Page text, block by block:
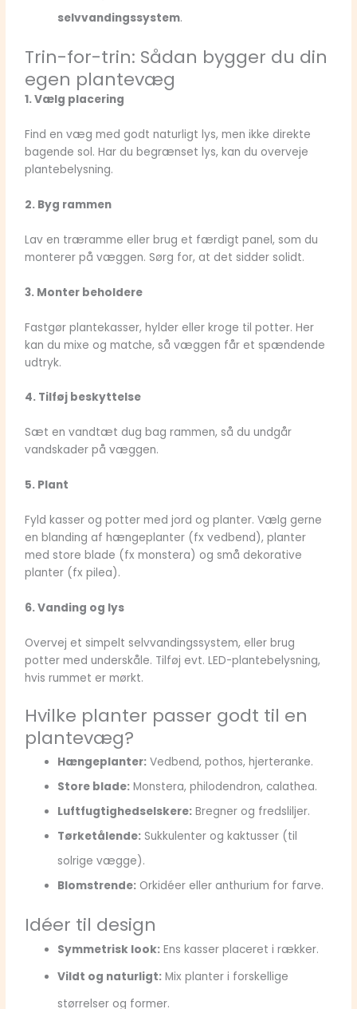
selvvandingssystem.
Trin-for-trin: Sådan bygger du din
egen plantevæg
1. Vælg placering
Find en væg med godt naturligt lys, men ikke direkte
bagende sol. Har du begrænset lys, kan du overveje
plantebelysning.
2. Byg rammen
Lav en træramme eller brug et færdigt panel, som du
monterer på væggen. Sørg for, at det sidder solidt.
3. Monter beholdere
Fastgør plantekasser, hylder eller kroge til potter. Her
kan du mixe og matche, så væggen får et spændende
udtryk.
4. Tilføj beskyttelse
Sæt en vandtæt dug bag rammen, så du undgår
vandskader på væggen.
5. Plant
Fyld kasser og potter med jord og planter. Vælg gerne
en blanding af hængeplanter (fx vedbend), planter
med store blade (fx monstera) og små dekorative
planter (fx pilea).
6. Vanding og lys
Overvej et simpelt selvvandingssystem, eller brug
potter med underskåle. Tilføj evt. LED-plantebelysning,
hvis rummet er mørkt.
Hvilke planter passer godt til en
plantevæg?
Hængeplanter: Vedbend, pothos, hjerteranke.
Store blade: Monstera, philodendron, calathea.
Luftfugtighedselskere: Bregner og fredsliljer.
Tørketålende: Sukkulenter og kaktusser (til
solrige vægge).
Blomstrende: Orkidéer eller anthurium for farve.
Idéer til design
Symmetrisk look: Ens kasser placeret i rækker.
Vildt og naturligt: Mix planter i forskellige
størrelser og former.